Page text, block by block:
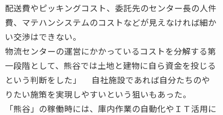
配送費やピッキングコスト、委託先のセンター長の人件
費、マテハンシステムのコストなどが見えなければ細か
い交渉はできない。
物流センターの運営にかかっているコストを分解する第
一段階として、熊谷では土地と建物に自ら資金を投じる
という判断をした」 自社施設であれば自分たちのや
りたい施策を実現しやすいという狙いもあった。
「熊谷」の稼働時には、庫内作業の自動化やＩＴ活用に